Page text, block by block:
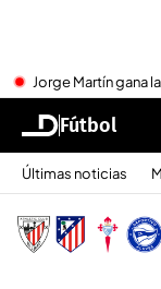
Jorge Martín gana
Fútbol
Últimas noticias